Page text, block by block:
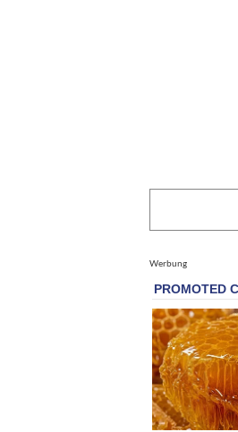
Werbung